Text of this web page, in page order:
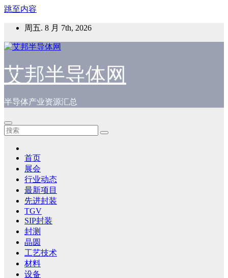
跳至内容
周五. 8 月 7th, 2026
艾邦半导体网
半导体产业资源汇总
首页
展会
行业动态
最新项目
先进封装
TGV
SIP封装
封测
晶圆
工艺技术
材料
设备